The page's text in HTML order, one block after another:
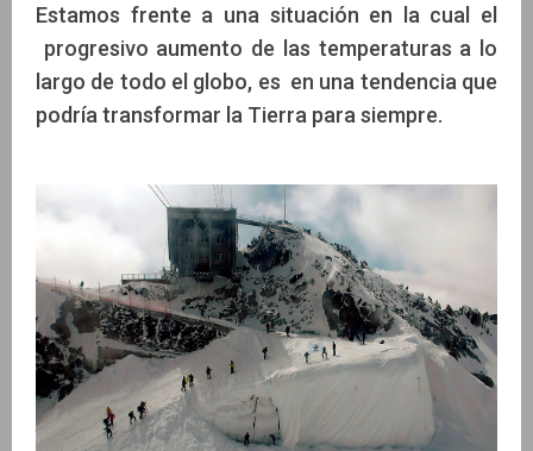
Estamos frente a una situación en la cual el
progresivo aumento de las temperaturas a lo
largo de todo el globo, es en una tendencia que
podría transformar la Tierra para siempre.